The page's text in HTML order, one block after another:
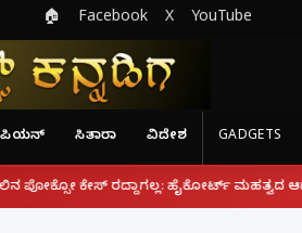
🏠 Facebook X YouTube
ಸಿತಾರಾ ವಿದೇಶ GADGETS
ರದ್ದಾಗಲ್ಲ: ಹೈಕೋರ್ಟ್ ಮಹತ್ವದ ಆದೇಶ |